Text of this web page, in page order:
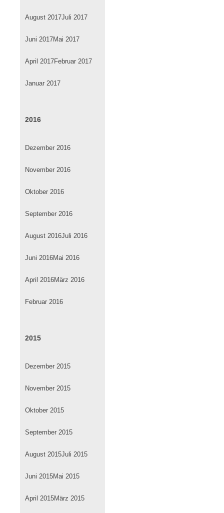
August 2017Juli 2017
Juni 2017Mai 2017
April 2017Februar 2017
Januar 2017
2016
Dezember 2016
November 2016
Oktober 2016
September 2016
August 2016Juli 2016
Juni 2016Mai 2016
April 2016März 2016
Februar 2016
2015
Dezember 2015
November 2015
Oktober 2015
September 2015
August 2015Juli 2015
Juni 2015Mai 2015
April 2015März 2015